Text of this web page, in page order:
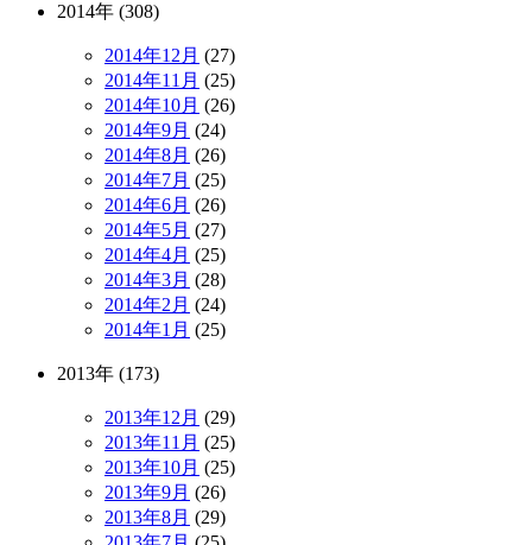
2014年 (308)
2014年12月 (27)
2014年11月 (25)
2014年10月 (26)
2014年9月 (24)
2014年8月 (26)
2014年7月 (25)
2014年6月 (26)
2014年5月 (27)
2014年4月 (25)
2014年3月 (28)
2014年2月 (24)
2014年1月 (25)
2013年 (173)
2013年12月 (29)
2013年11月 (25)
2013年10月 (25)
2013年9月 (26)
2013年8月 (29)